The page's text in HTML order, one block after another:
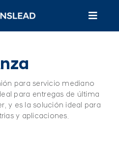
para servicio mediano
para entregas de última
y es la solución ideal para
y aplicaciones.